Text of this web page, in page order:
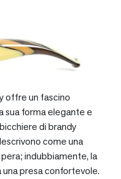
offre un fascino
sua forma elegante e
di brandy
come una
indubbiamente, la
presa confortevole.